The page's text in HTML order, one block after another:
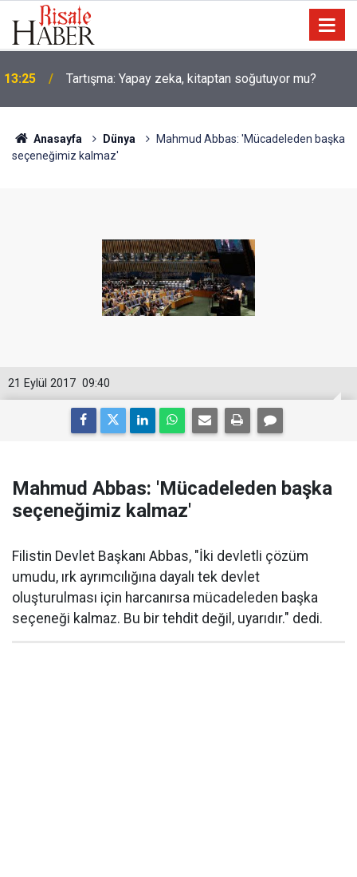
10:35 Âyet kavramının çok bilinmeyen farklı bir yönü
Anasayfa Dünya
Mahmud Abbas: 'Mücadeleden başka
seçeneğimiz kalmaz'
09:40
21 Eylül 2017
Mahmud Abbas: 'Mücadeleden başka
seçeneğimiz kalmaz'
Filistin Devlet Başkanı Abbas, "İki devletli çözüm
umudu, ırk ayrımcılığına dayalı tek devlet
oluşturulması için harcanırsa mücadeleden başka
seçeneği kalmaz. Bu bir tehdit değil, uyarıdır." dedi.